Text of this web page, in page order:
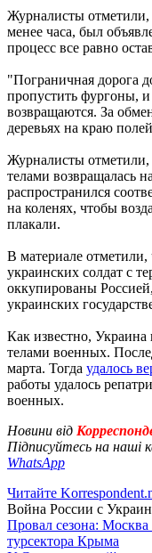
Журналисты отметили,
менее часа, был
процесс все равно
"Пограничная дорога
пропустить фургоны,
возвращаются. За
деревьях на краю
Журналисты отметили,
телами возвращалась
распространился
на коленях, чтобы
плакали.
В материале
украинских солдат с
оккупированы
украинских
Как известно, Украина
телами военных.
марта. Тогда удалось
работы удалось
военных.
Новини від
Підписуйтесь на наші
WhatsApp
Читайте
Война России с
Провал сезона: Москва
турсектора Крыма